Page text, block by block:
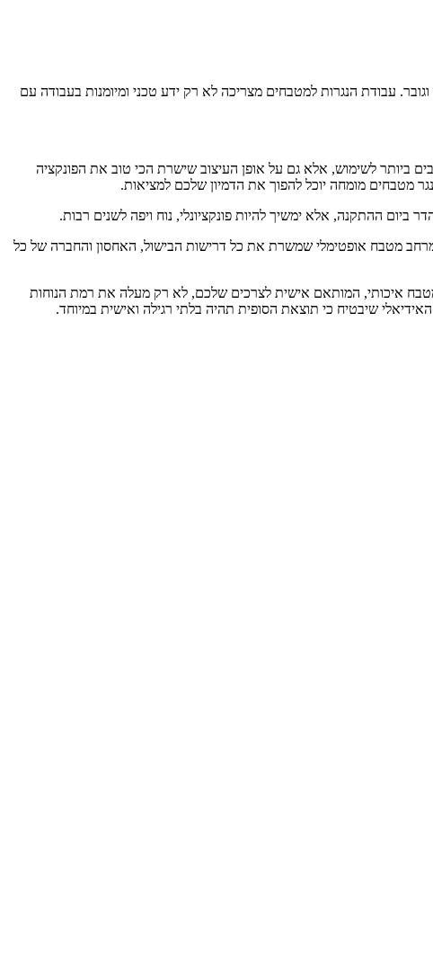
עבודת הנגרות למטבחים מצריכה לא רק ידע טכני ומיומנות בעבודה עם
ביותר לשימוש, אלא גם על אופן העיצוב שישרת הכי טוב את הפונקציה
מטבחים מומחה יוכל להפוך את הדמיון שלכם למציאות.
ביום ההתקנה, אלא ימשיך להיות פונקציונלי, נוח ויפה לשנים רבות.
מטבח אופטימלי שמשרת את כל דרישות הבישול, האחסון והחברה של כל
איכותי, המותאם אישית לצרכים שלכם, לא רק מעלה את רמת הנוחות
שיבטיח כי תוצאת הסופית תהיה בלתי רגילה ואישית במיוחד.